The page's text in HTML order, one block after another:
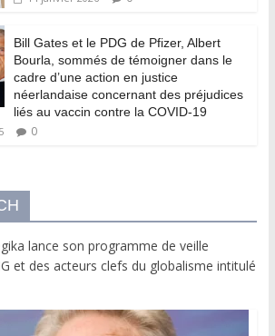
Bill Gates et le PDG de Pfizer, Albert
Bourla, sommés de témoigner dans le
cadre d’une action en justice
néerlandaise concernant des préjudices
liés au vaccin contre la COVID-19
0
lance son programme de veille
et des acteurs clefs du globalisme intitulé